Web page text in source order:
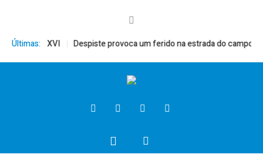
Últimas:
Bento XVI Despiste provoca um ferido na estrada do campo